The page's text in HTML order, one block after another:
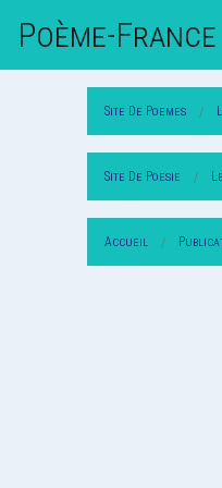
Poème-FrAnce
Site De Poemes
Site De Poesie
Accueil